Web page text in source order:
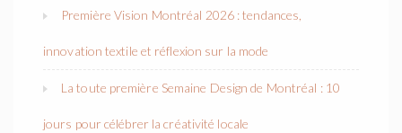
Première Vision Montréal 2026 : tendances,
innovation textile et réflexion sur la mode
La toute première Semaine Design de Montréal : 10
jours pour célébrer la créativité locale